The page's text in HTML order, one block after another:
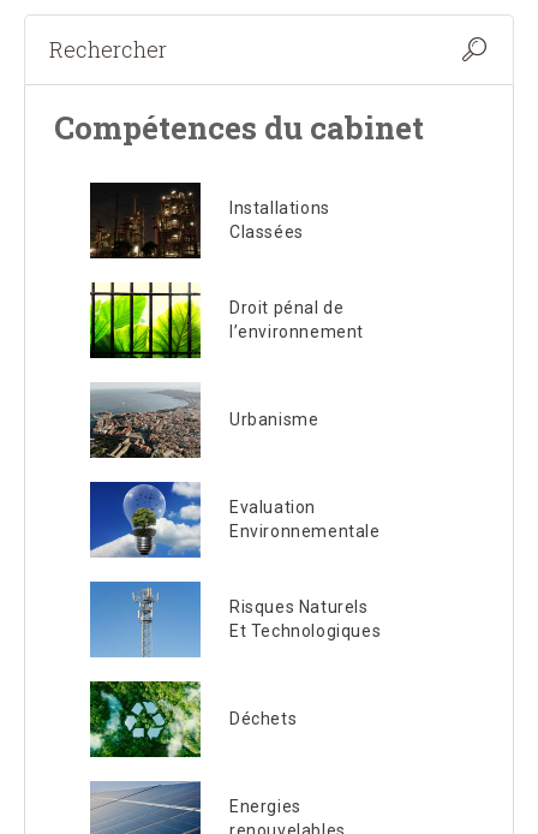
Compétences du cabinet
Installations
Classées
Droit pénal de
l’environnement
Urbanisme
Evaluation
Environnementale
Risques Naturels
Et Technologiques
Déchets
Energies